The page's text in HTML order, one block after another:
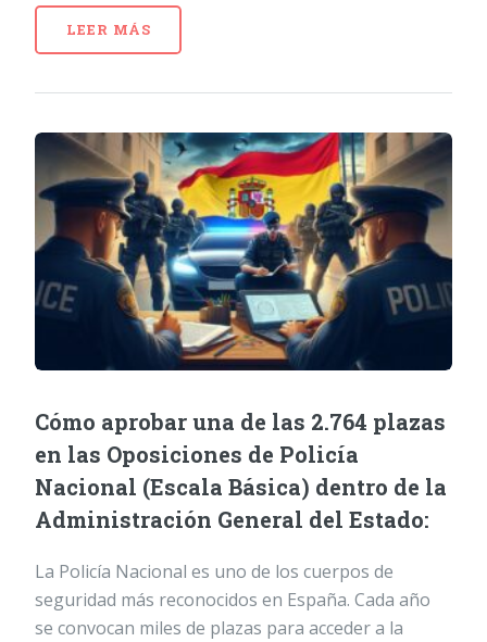
LEER MÁS
Cómo aprobar una de las 2.764 plazas
en las Oposiciones de Policía
Nacional (Escala Básica) dentro de la
Administración General del Estado:
La Policía Nacional es uno de los cuerpos de
seguridad más reconocidos en España. Cada año
se convocan miles de plazas para acceder a la